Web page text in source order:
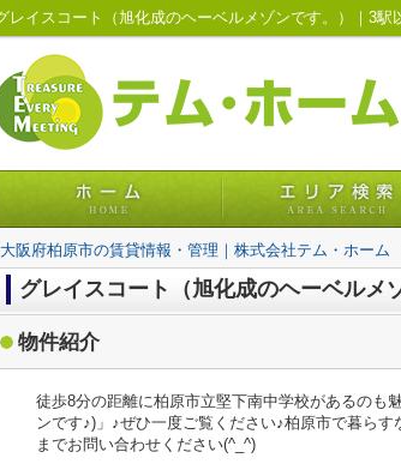
大阪府柏原市の賃貸情報・管理｜株式会社テム・ホーム
グレイスコート（旭化成のヘーベルメ
物件紹介
徒歩8分の距離に柏原市立堅下南中学校があるのも
ンです♪)」♪ぜひ一度ご覧ください♪柏原市で暮ら
までお問い合わせください(^_^)